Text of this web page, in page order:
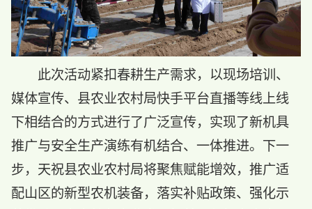
此次活动紧扣春耕生产需求，以现场培训、
媒体宣传、县农业农村局快手平台直播等线上线
下相结合的方式进行了广泛宣传，实现了新机具
推广与安全生产演练有机结合、一体推进。下一
步，天祝县农业农村局将聚焦赋能增效，推广适
配山区的新型农机装备，落实补贴政策、强化示